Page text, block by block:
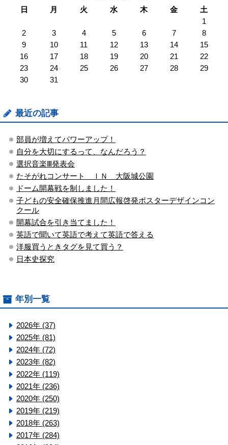
日
月 火 水 木 金
土
1
2
3 4 5 6 7
8
9
10 11 12 13 14
15
16
17 18 19 20 21
22
23
24 25 26 27 28
29
30
31
最近の記事
部員が増えてパワーアップ！
自分を大切にするって、なんだろう？
選択音楽Ⅲ発表会
たそがれコンサート ＩＮ 大阪城公園
ドーム開幕戦を制しました！
子どもの安全確保推進月間広報啓発ポスターデザインコン
クール
開幕試合を引き当てました！
英語で聞いて英語で考えて英語で答える
洋服買うときタグを見て買う？
日本史探究
年別一覧
2026年 (37)
2025年 (81)
2024年 (72)
2023年 (82)
2022年 (119)
2021年 (236)
2020年 (250)
2019年 (219)
2018年 (263)
2017年 (284)